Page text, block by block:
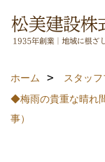
ホーム
スタッ
◆梅雨の貴重な晴れ
事）